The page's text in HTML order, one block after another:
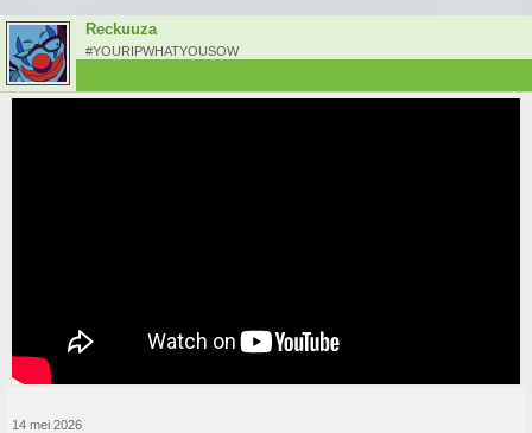
Reckuuza
#YOURIPWHATYOUSOW
14 mei 2026